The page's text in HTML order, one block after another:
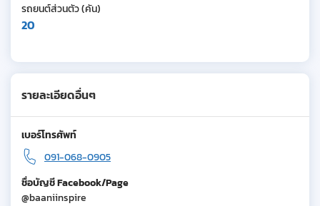
รถยนต์ส่วนตัว (คัน)
20
รายละเอียดอื่นๆ
เบอร์โทรศัพท์
091-068-0905
ชื่อบัญชี Facebook/Page
@baaniinspire